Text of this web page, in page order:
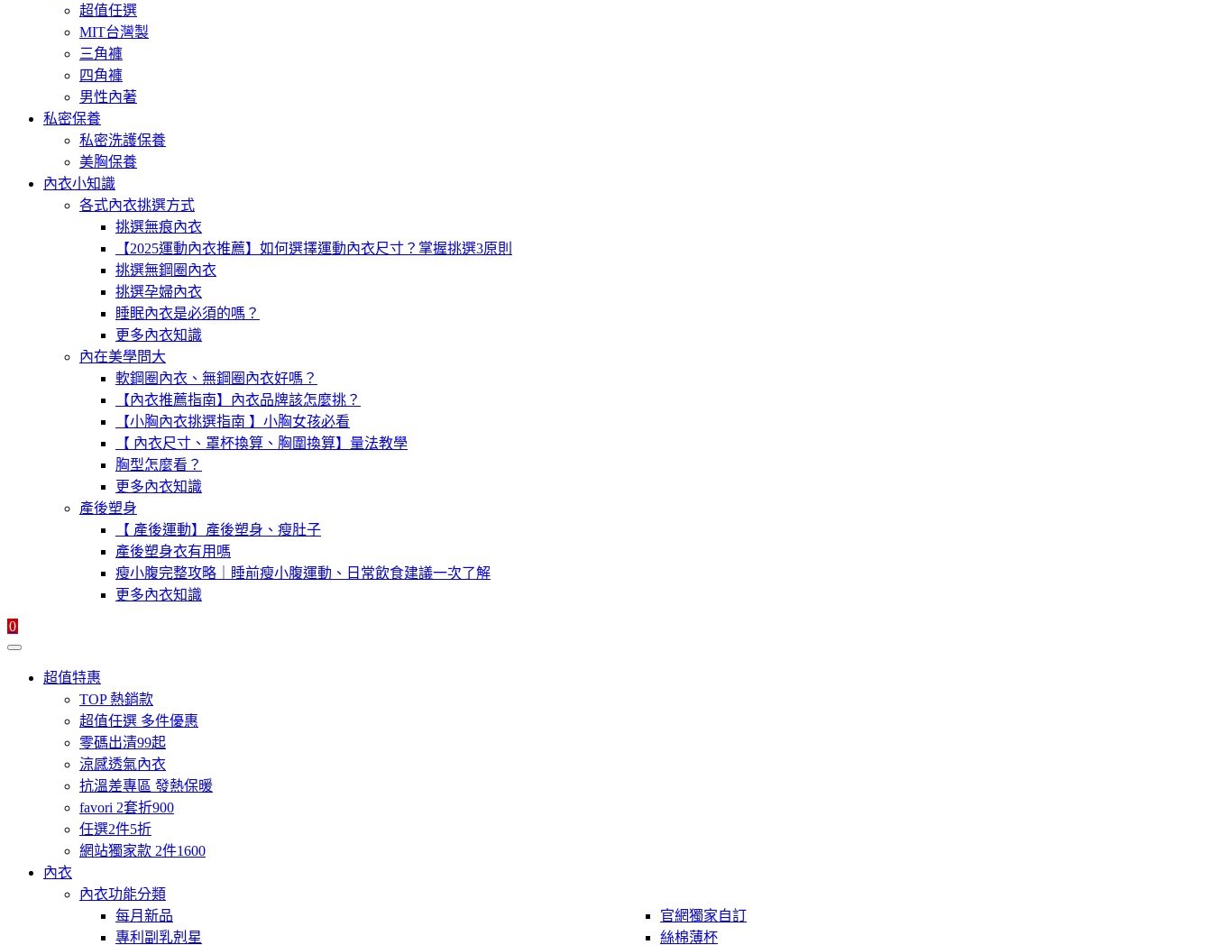
超值任選
MIT台灣製
三角褲
四角褲
男性內著
私密保養
私密洗護保養
美胸保養
內衣小知識
各式內衣挑選方式
挑選無痕內衣
【2025運動內衣推薦】如何選擇運動內衣尺寸？掌握挑選3原則
挑選無鋼圈內衣
挑選孕婦內衣
睡眠內衣是必須的嗎？
更多內衣知識
內在美學問大
軟鋼圈內衣、無鋼圈內衣好嗎？
【內衣推薦指南】內衣品牌該怎麼挑？
【小胸內衣挑選指南 】小胸女孩必看
【 內衣尺寸、罩杯換算、胸圍換算】量法教學
胸型怎麼看？
更多內衣知識
產後塑身
【 產後運動】產後塑身、瘦肚子
產後塑身衣有用嗎
瘦小腹完整攻略｜睡前瘦小腹運動、日常飲食建議一次了解
更多內衣知識
0
超值特惠
TOP 熱銷款
超值任選 多件優惠
零碼出清99起
涼感透氣內衣
抗溫差專區 發熱保暖
favori 2套折900
任選2件5折
網站獨家款 2件1600
內衣
內衣功能分類
每月新品
官網獨家自訂
專利副乳剋星
絲棉薄杯